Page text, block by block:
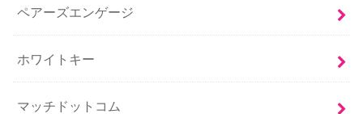
ペアーズエンゲージ
ホワイトキー
マッチドットコム